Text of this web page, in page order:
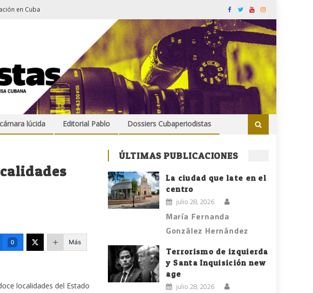
en Cuba
lúcida Editorial Pablo Dossiers Cubaperiodistas
0 Más
localidades del Estado
ÚLTIMAS PUBLICACIONES
La ciudad que late en el
centro
julio 28, 2026
María Fernanda
González Hernández
Terrorismo de izquierda
y Santa Inquisición new
age
julio 28, 2026